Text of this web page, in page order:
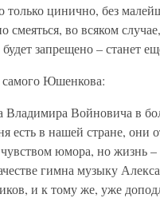
цинично, без
во всяком
запрещено – станет
самого Юшенкова:
Владимира Войновича в
есть в нашей стране,
юмора, но жизнь
гимна музыку
и к тому же, уже